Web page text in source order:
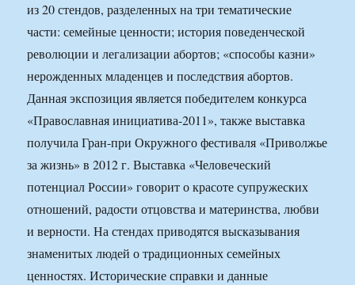
из 20 стендов, разделенных на три тематические
части: семейные ценности; история поведенческой
революции и легализации абортов; «способы казни»
нерожденных младенцев и последствия абортов.
Данная экспозиция является победителем конкурса
«Православная инициатива-2011», также выставка
получила Гран-при Окружного фестиваля «Приволжье
за жизнь» в 2012 г. Выставка «Человеческий
потенциал России» говорит о красоте супружеских
отношений, радости отцовства и материнства, любви
и верности. На стендах приводятся высказывания
знаменитых людей о традиционных семейных
ценностях. Исторические справки и данные